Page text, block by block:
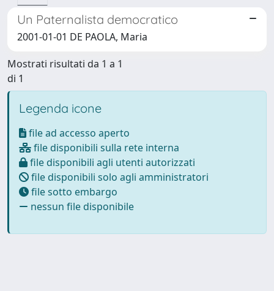
Un Paternalista democratico
2001-01-01 DE PAOLA, Maria
Mostrati risultati da 1 a 1
di 1
Legenda icone
file ad accesso aperto
file disponibili sulla rete interna
file disponibili agli utenti autorizzati
file disponibili solo agli amministratori
file sotto embargo
nessun file disponibile